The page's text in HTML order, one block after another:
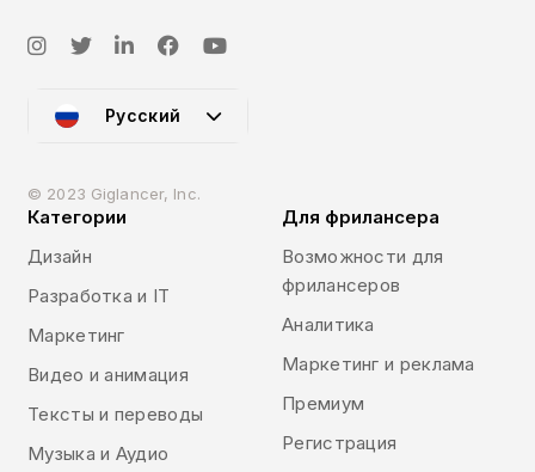
Русский
© 2023 Giglancer, Inc.
Категории
Дизайн
Разработка и IT
Маркетинг
Видео и анимация
Тексты и переводы
Музыка и Аудио
Для фрилансера
Возможности для
фрилансеров
Аналитика
Маркетинг и реклама
Премиум
Регистрация